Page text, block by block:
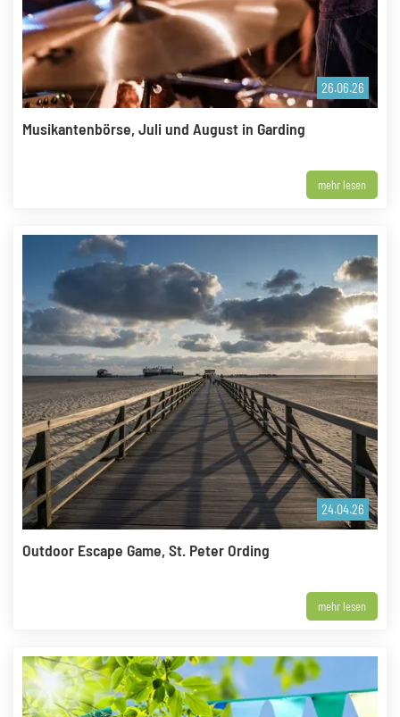
26.06.26
Musikantenbörse, Juli und August in Garding
mehr lesen
24.04.26
Outdoor Escape Game, St. Peter Ording
mehr lesen